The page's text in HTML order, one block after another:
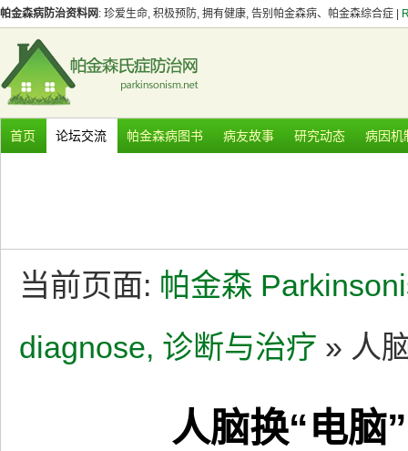
帕金森病防治资料网 : 珍爱生命, 积极预防, 拥有健康, 告别帕金森病、帕金森综合症 |
首页 论坛交流 帕金森病图书 病友故事 研究动态 病因机
当前页面: 帕金森
diagnose, 诊断与治疗 » 人
人脑换“电脑